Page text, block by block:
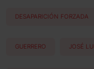
DESAPARICIÓN FORZADA
GUERRERO JOSÉ